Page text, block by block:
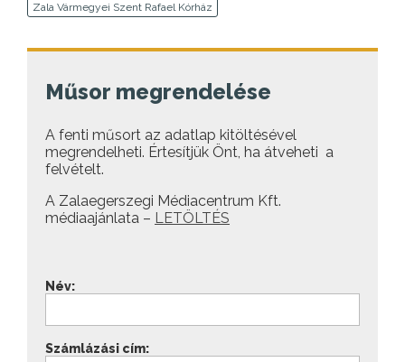
Zala Vármegyei Szent Rafael Kórház
Műsor megrendelése
A fenti műsort az adatlap kitöltésével
megrendelheti. Értesítjük Önt, ha átveheti a
felvételt.
A Zalaegerszegi Médiacentrum Kft.
médiaajánlata – LETÖLTÉS
Név:
Számlázási cím: